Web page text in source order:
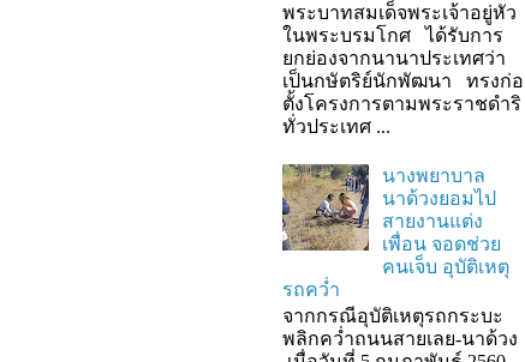
พระบาทสมเด็จพระเจ้าอยู่หัว
ในพระบรมโกศ ได้รับการ
ยกย่องจากนานาประเทศว่า
เป็นกษัตริย์นักพัฒนา ทรงก่อ
ตั้งโครงการตามพระราชดำริ
ทั่วประเทศ ...
นางพยาบาล
นาด้วงยอมไป
สายงานแต่ง
เพื่อน จอดช่วย
คนเจ็บ อุบัติเหตุ
รถคว่ำ
จากกรณีอุบัติเหตุรถกระบะ
พลิกคว่ำถนนสายเลย-นาด้วง